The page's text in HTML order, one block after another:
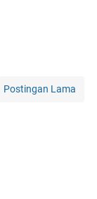
Postingan Lama